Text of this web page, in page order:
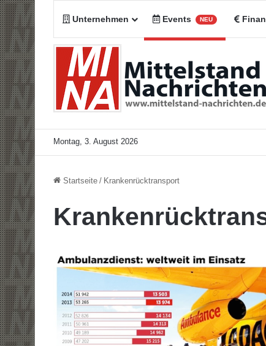
Unternehmen Events NEU
Montag, 3. August 2026
Startseite / Krankenrücktransport